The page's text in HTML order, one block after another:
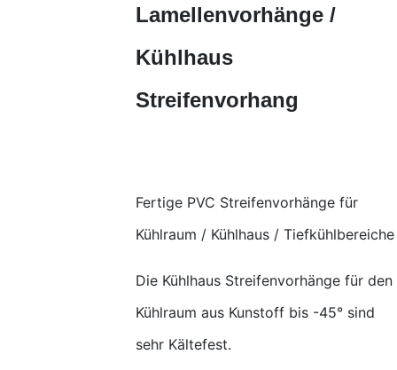
Lamellenvorhänge /
Kühlhaus
Streifenvorhang
Fertige PVC Streifenvorhänge für
Kühlraum / Kühlhaus / Tiefkühlbereiche
Die Kühlhaus Streifenvorhänge für den
Kühlraum aus Kunstoff bis -45° sind
sehr Kältefest.